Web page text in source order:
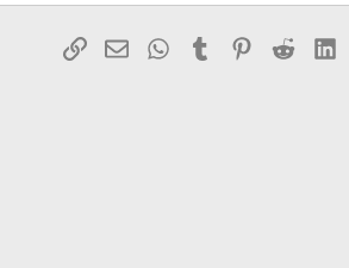
LinkedIn
Reddit
Pinterest
Tumblr
WhatsApp
البريدرابط